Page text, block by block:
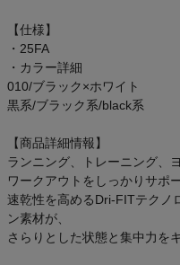
商品レビュー
プロテイン・サプリメントまと
スタッフコーディネート
スタッフブログ
【仕様】
・25FA
・カラー詳細
010/ブラック×ホワイト
黒系/ブラック系/black系
【商品詳細情報】
ランニング、トレーニング、
ワークアウトをしっかりサポー
速乾性を高めるDri-FITテクノ
ン素材が、
さらりとした状態と集中力を